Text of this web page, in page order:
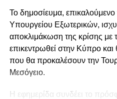
Βερολίνου.
Δύο εξελίξεις φαίνεται να
προθέσεις της Γερμανίας και
ανησυχίες άλλων
γαλλογερμανικό
ενός μαχητικού αεροσκάφους
παρουσιάσει το 2017 ο
Το δημοσίευμα, επικαλούμενο
Υπουργείου Εξωτερικών,
αποκλιμάκωση της κρίσης με
επικεντρωθεί στην Κύπρο και
που θα προκαλέσουν την
Μεσόγειο.
Η εφημερίδα συνδέει το